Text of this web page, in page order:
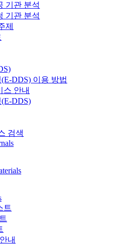
기관 분석
기관 분석
제
DDS) 이용 방법
스 안내
DDS)
검색
트
내